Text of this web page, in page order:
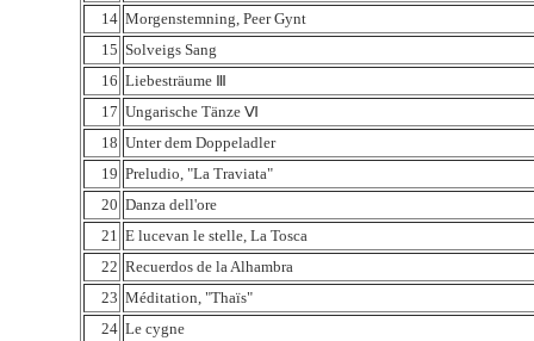
14 Morgenstemning, Peer Gynt
15 Solveigs Sang
16 Liebesträume Ⅲ
17 Ungarische Tänze Ⅵ
18 Unter dem Doppeladler
19 Preludio, "La Traviata"
20 Danza dell'ore
21 E lucevan le stelle, La Tosca
22 Recuerdos de la Alhambra
23 Méditation, "Thaïs"
24 Le cygne